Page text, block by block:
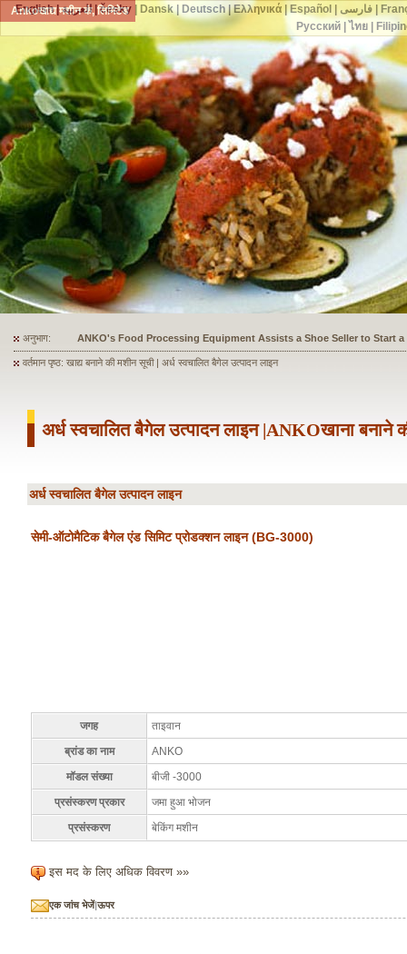
Ankoखाद्य मशीन कं, लिमिटेड
अनुभाग: ANKO's Food Processing Equipment Assists a Shoe Seller to Start
वर्तमान पृष्ठ: खाद्य बनाने की मशीन सूची | अर्ध स्वचालित बैगेल उत्पादन लाइन
अर्ध स्वचालित बैगेल उत्पादन लाइन |ANKOखाना बनाने
अर्ध स्वचालित बैगेल उत्पादन लाइन
सेमी-ऑटोमैटिक बैगेल एंड सिमिट प्रोडक्शन लाइन (BG-3000)
जगह
ताइवान
ब्रांड का नाम
ANKO
मॉडल संख्या
बीजी -3000
प्रसंस्करण प्रकार
जमा हुआ भोजन
प्रसंस्करण
बेकिंग मशीन
इस मद के लिए अधिक विवरण »»
एक जांच भेजें|ऊपर
English|العربية|česky| Dansk| Deutsch|Ελληνικά|Español فارسی|
Русский| ไทย|